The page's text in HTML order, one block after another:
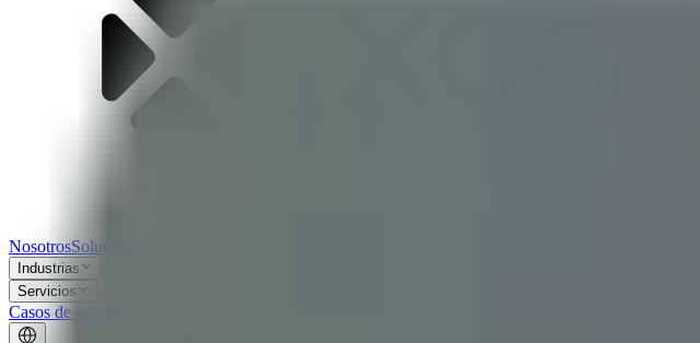
NosotrosSoluciones
Industrias
Servicios
Casos de estudio